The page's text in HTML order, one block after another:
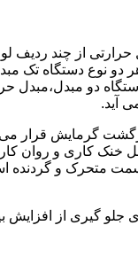
حرارتی از چند
دو نوع دستگاه تک
دو مبدل،مبدل
آید.
گرمایش قرار می
خنک کاری و
متحرک و گردنده
جلو گیری از